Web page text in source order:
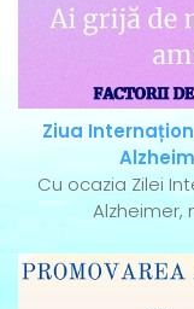
Ziua
Cu ocazia Zilei
Alzheimer,